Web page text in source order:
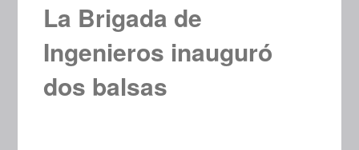
La Brigada de
Ingenieros inauguró
dos balsas